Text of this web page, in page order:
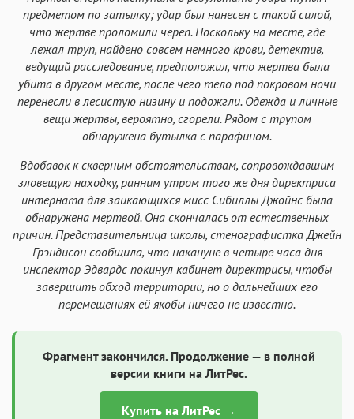
предметом по затылку; удар был нанесен с такой силой,
что жертве проломили череп. Поскольку на месте, где
лежал труп, найдено совсем немного крови, детектив,
ведущий расследование, предположил, что жертва была
убита в другом месте, после чего тело под покровом ночи
перенесли в лесистую низину и подожгли. Одежда и личные
вещи жертвы, вероятно, сгорели. Рядом с трупом
обнаружена бутылка с парафином.
Вдобавок к скверным обстоятельствам, сопровождавшим
зловещую находку, ранним утром того же дня директриса
интерната для заикающихся мисс Сибиллы Джойнс была
обнаружена мертвой. Она скончалась от естественных
причин. Представительница школы, стенографистка Джейн
Грэндисон сообщила, что накануне в четыре часа дня
инспектор Эдвардс покинул кабинет директрисы, чтобы
завершить обход территории, но о дальнейших его
перемещениях ей якобы ничего не известно.
Фрагмент закончился. Продолжение — в полной
версии книги на ЛитРес.
Купить на ЛитРес →